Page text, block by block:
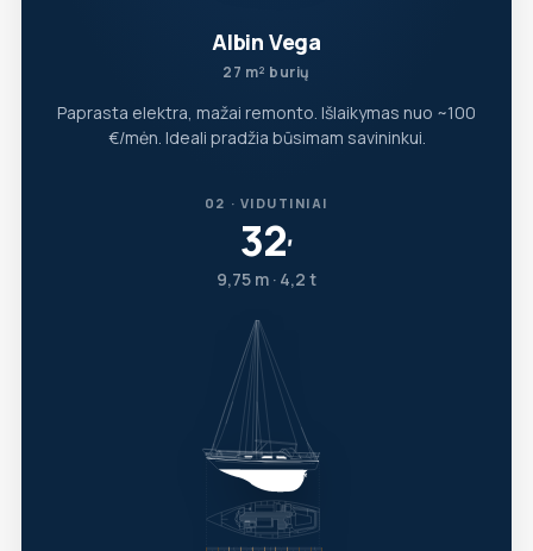
Albin Vega
27 m² burių
Paprasta elektra, mažai remonto. Išlaikymas nuo ~100
€/mėn. Ideali pradžia būsimam savininkui.
02 · VIDUTINIAI
32′
9,75 m · 4,2 t